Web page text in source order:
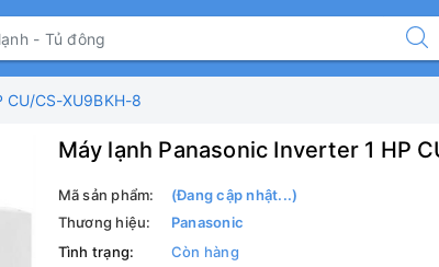
CS-XU9BKH-8
Máy lạnh Panasonic Inverter 1 HP
Mã sản phẩm:
(Đang cập nhật...)
Thương hiệu:
Panasonic
Tình trạng:
Còn hàng